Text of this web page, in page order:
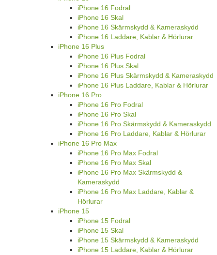
iPhone 16 Fodral
iPhone 16 Skal
iPhone 16 Skärmskydd & Kameraskydd
iPhone 16 Laddare, Kablar & Hörlurar
iPhone 16 Plus
iPhone 16 Plus Fodral
iPhone 16 Plus Skal
iPhone 16 Plus Skärmskydd & Kameraskydd
iPhone 16 Plus Laddare, Kablar & Hörlurar
iPhone 16 Pro
iPhone 16 Pro Fodral
iPhone 16 Pro Skal
iPhone 16 Pro Skärmskydd & Kameraskydd
iPhone 16 Pro Laddare, Kablar & Hörlurar
iPhone 16 Pro Max
iPhone 16 Pro Max Fodral
iPhone 16 Pro Max Skal
iPhone 16 Pro Max Skärmskydd &
Kameraskydd
iPhone 16 Pro Max Laddare, Kablar &
Hörlurar
iPhone 15
iPhone 15 Fodral
iPhone 15 Skal
iPhone 15 Skärmskydd & Kameraskydd
iPhone 15 Laddare, Kablar & Hörlurar